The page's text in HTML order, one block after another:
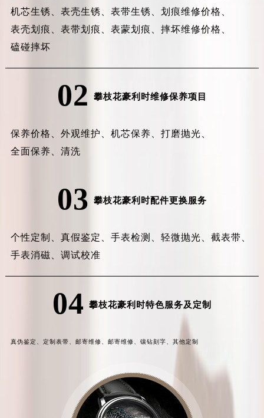
机芯生锈、 表壳生锈、 表带生锈、 划痕维修价格、
表壳划痕、 表带划痕、 表蒙划痕、 摔坏维修价格、
磕碰摔坏
02 攀枝花豪利时维修保养项目
保养价格、 外观维护、 机芯保养、 打磨抛光、
全面保养、 清洗
03 攀枝花豪利时配件更换服务
个性定制、 真假鉴定、 手表检测、 轻微抛光、 截表带、
手表消磁、 调试校准
04 攀枝花豪利时特色服务及定制
真伪鉴定、 定制表带、 邮寄维修、 邮寄维修、 镶钻刻字、 其他定制